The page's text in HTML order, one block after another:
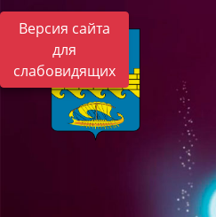
Версия сайта
для
слабовидящих